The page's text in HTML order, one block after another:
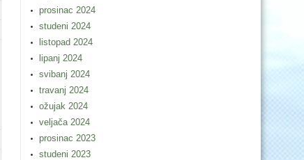
prosinac 2024
studeni 2024
listopad 2024
lipanj 2024
svibanj 2024
travanj 2024
ožujak 2024
veljača 2024
prosinac 2023
studeni 2023